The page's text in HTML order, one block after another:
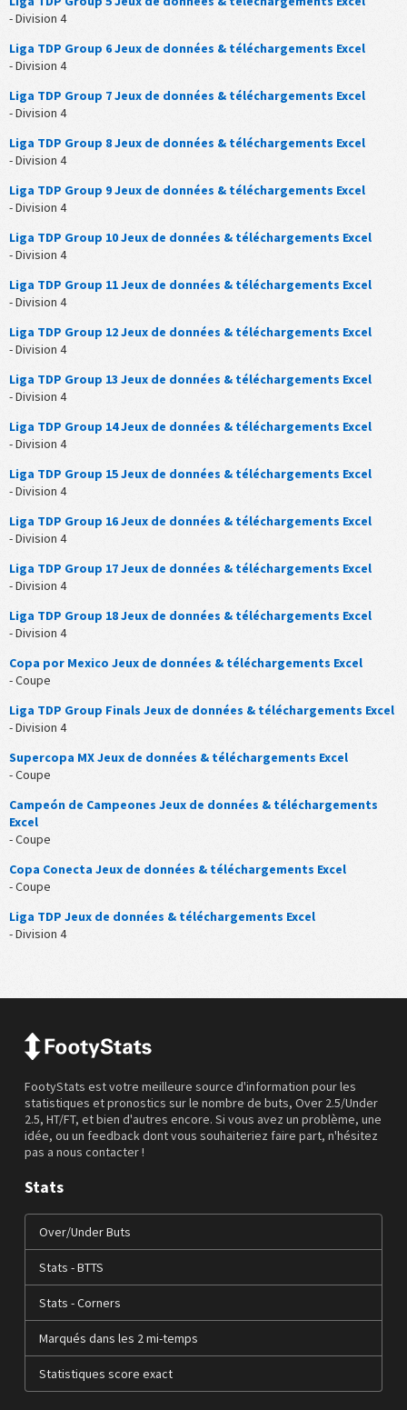
- Division 4
Liga TDP Group 6 Jeux de données & téléchargements Excel
- Division 4
Liga TDP Group 7 Jeux de données & téléchargements Excel
- Division 4
Liga TDP Group 8 Jeux de données & téléchargements Excel
- Division 4
Liga TDP Group 9 Jeux de données & téléchargements Excel
- Division 4
Liga TDP Group 10 Jeux de données & téléchargements Excel
- Division 4
Liga TDP Group 11 Jeux de données & téléchargements Excel
- Division 4
Liga TDP Group 12 Jeux de données & téléchargements Excel
- Division 4
Liga TDP Group 13 Jeux de données & téléchargements Excel
- Division 4
Liga TDP Group 14 Jeux de données & téléchargements Excel
- Division 4
Liga TDP Group 15 Jeux de données & téléchargements Excel
- Division 4
Liga TDP Group 16 Jeux de données & téléchargements Excel
- Division 4
Liga TDP Group 17 Jeux de données & téléchargements Excel
- Division 4
Liga TDP Group 18 Jeux de données & téléchargements Excel
- Division 4
Copa por Mexico Jeux de données & téléchargements Excel
- Coupe
Liga TDP Group Finals Jeux de données & téléchargements Excel
- Division 4
Supercopa MX Jeux de données & téléchargements Excel
- Coupe
Campeón de Campeones Jeux de données & téléchargements
Excel
- Coupe
Copa Conecta Jeux de données & téléchargements Excel
- Coupe
Liga TDP Jeux de données & téléchargements Excel
- Division 4
FootyStats est votre meilleure source d'information pour les
statistiques et pronostics sur le nombre de buts, Over 2.5/Under
2.5, HT/FT, et bien d'autres encore. Si vous avez un problème, une
idée, ou un feedback dont vous souhaiteriez faire part, n'hésitez
pas a nous contacter !
Stats
Over/Under Buts
Stats - BTTS
Stats - Corners
Marqués dans les 2 mi-temps
Statistiques score exact